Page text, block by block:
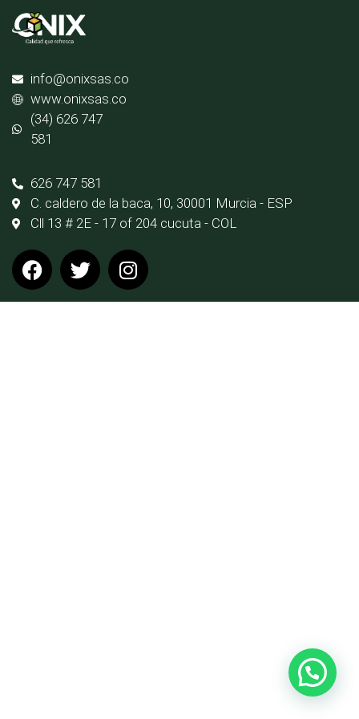
info@onixsas.co
www.onixsas.co
(34) 626 747
581
626 747 581
C. caldero de la baca, 10, 30001 Murcia - ESP
Cll 13 # 2E - 17 of 204 cucuta - COL